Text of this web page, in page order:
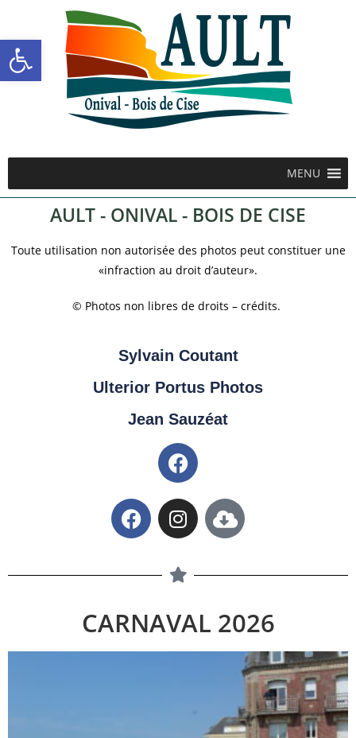
Ouvrir la barre d’outils
MENU
AULT - ONIVAL - BOIS DE CISE
Toute utilisation non autorisée des photos peut constituer une
«infraction au droit d’auteur».
© Photos non libres de droits – crédits.
Sylvain Coutant
Ulterior Portus Photos
Jean Sauzéat
CARNAVAL 2026